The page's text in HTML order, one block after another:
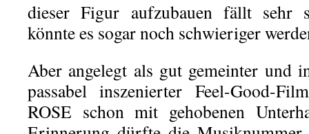
dieser Figur aufzubauen fällt sehr
könnte es sogar noch schwieriger
Aber angelegt als gut gemeinter und
passabel inszenierter Feel-Good-
ROSE schon mit gehobenen